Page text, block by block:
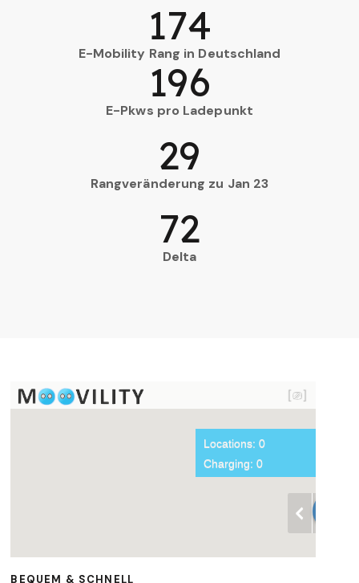
E-Mobility Rang in Deutschland
174
E-Pkws pro Ladepunkt
196
Rangveränderung zu Jan 23
29
Delta
72
BEQUEM & SCHNELL